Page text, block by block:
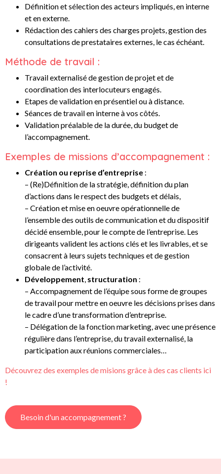
Définition et sélection des acteurs impliqués, en interne
et en externe.
Rédaction des cahiers des charges projets, gestion des
consultations de prestataires externes, le cas échéant.
Méthode de travail :
Travail externalisé de gestion de projet et de
coordination des interlocuteurs engagés.
Etapes de validation en présentiel ou à distance.
Séances de travail en interne à vos côtés.
Validation préalable de la durée, du budget de
l’accompagnement.
Exemples de missions d’accompagnement :
Création ou reprise d’entreprise :
– (Re)Définition de la stratégie, définition du plan
d’actions dans le respect des budgets et délais,
– Création et mise en oeuvre opérationnelle de
l’ensemble des outils de communication et du dispositif
décidé ensemble, pour le compte de l’entreprise. Les
dirigeants valident les actions clés et les livrables, et se
consacrent à leurs sujets techniques et de gestion
globale de l’activité.
Développement, structuration :
– Accompagnement de l’équipe sous forme de groupes
de travail pour mettre en oeuvre les décisions prises dans
le cadre d’une transformation d’entreprise.
– Délégation de la fonction marketing, avec une présence
régulière dans l’entreprise, du travail externalisé, la
participation aux réunions commerciales…
Découvrez des exemples de misions grâce à des cas clients ici
!
Besoin d'un accompagnement ?